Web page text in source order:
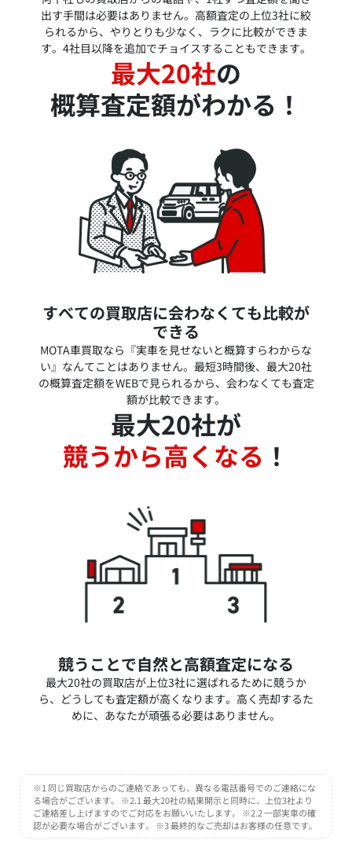
出す手間は必要はありません。高額査定の上位3社に絞
られるから、やりとりも少なく、ラクに比較ができま
す。4社目以降を追加でチョイスすることもできます。
最大20社の
概算査定額がわかる！
すべての買取店に会わなくても比較が
できる
MOTA車買取なら『実車を見せないと概算すらわからな
い』なんてことはありません。最短3時間後、最大20社
の概算査定額をWEBで見られるから、会わなくても査定
額が比較できます。
最大20社が
競うから高くなる ！
競うことで自然と高額査定になる
最大20社の買取店が上位3社に選ばれるために競うか
ら、どうしても査定額が高くなります。高く売却するた
めに、あなたが頑張る必要はありません。
※1 同じ買取店からのご連絡であっても、異なる電話番号でのご連絡にな
る場合がございます。 ※2.1 最大20社の結果開示と同時に、上位3社より
ご連絡差し上げますのでご対応をお願いいたします。 ※2.2 一部実車の確
認が必要な場合がございます。 ※3 最終的なご売却はお客様の任意です。